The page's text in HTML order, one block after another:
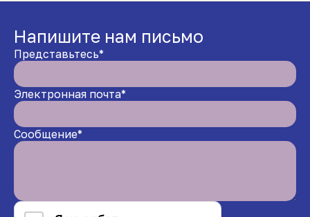
Напишите нам письмо
Представьтесь*
Электронная почта*
Сообщение*